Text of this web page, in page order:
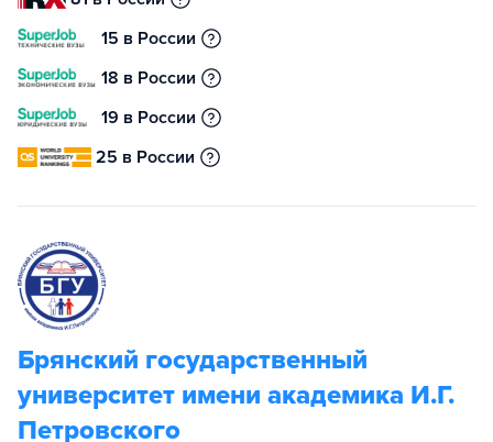
15 в России
18 в России
19 в России
25 в России
Брянский государственный
университет имени академика И.Г.
Петровского